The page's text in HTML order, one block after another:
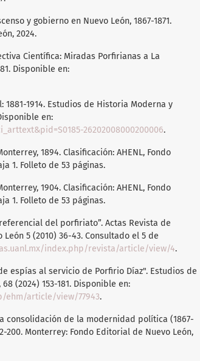
y gobierno en Nuevo León, 1867-1871.
2024.
Científica: Miradas Porfirianas a La
Disponible en:
1914. Estudios de Historia Moderna y
en:
26202008000200006.
1894. Clasificación: AHENL, Fondo
1. Folleto de 53 páginas.
1904. Clasificación: AHENL, Fondo
1. Folleto de 53 páginas.
del porfiriato”. Actas Revista de
5 (2010) 36-43. Consultado el 5 de
index.php/revista/article/view/4.
espías al servicio de Porfirio Díaz". Estudios de
(2024) 153-181. Disponible en:
ehm/article/view/77943.
consolidación de la modernidad política (1867-
200. Monterrey: Fondo Editorial de Nuevo León,